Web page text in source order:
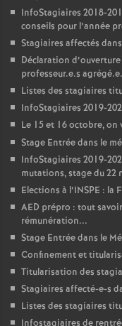
InfoStagiaires 2018-
conseils pour l’année
Stagiaires affectés
Déclaration d’ouverture
professeur.e.s
Listes des stagiaires
InfoStagiaires 2019-
Le 15 et 16 octobre, on
Stage Entrée dans le
InfoStagiaires 2019-
mutations, stage du 22
Elections à l’INSPE : la
AED prépro : tout
rémunération...
Stage Entrée dans le
Confinement et
Titularisation des
Stagiaires affecté-e-s
Listes des stagiaires